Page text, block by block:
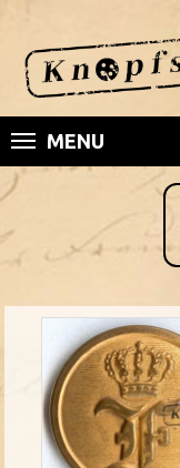
MENU